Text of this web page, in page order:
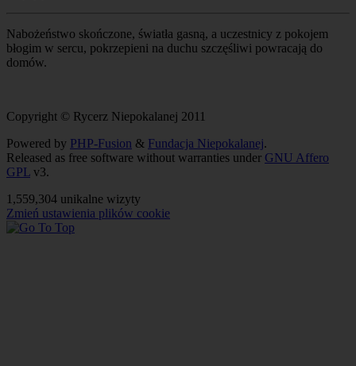
Nabożeństwo skończone, światła gasną, a uczestnicy z pokojem
błogim w sercu, pokrzepieni na duchu szczęśliwi powracają do
domów.
Copyright © Rycerz Niepokalanej 2011
Powered by PHP-Fusion & Fundacja Niepokalanej.
Released as free software without warranties under GNU Affero
GPL v3.
1,559,304 unikalne wizyty
Zmień ustawienia plików cookie